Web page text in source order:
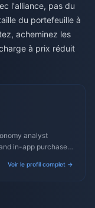
l'alliance, pas du
du portefeuille à
acheminez les
à prix réduit
analyst
in-app purchase
Voir le profil complet →